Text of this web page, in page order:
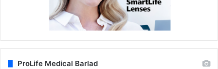
ProLife Medical Barlad